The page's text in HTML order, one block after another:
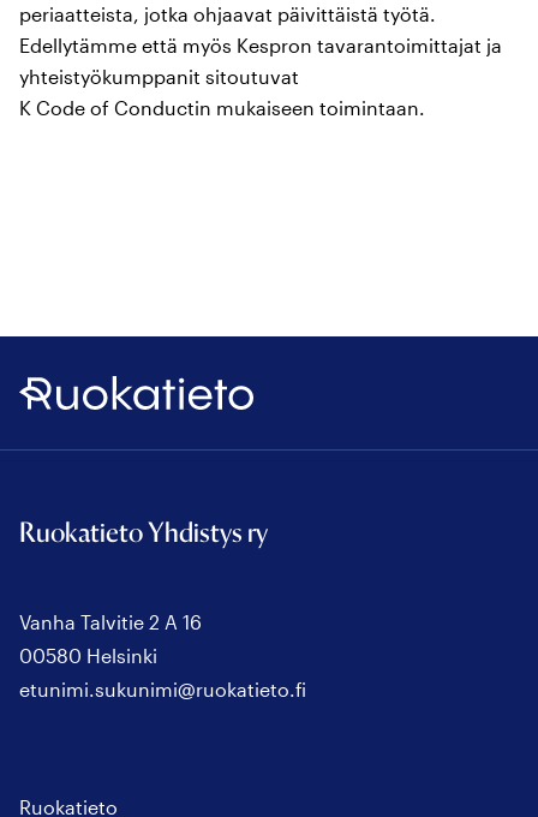
periaatteista, jotka ohjaavat päivittäistä työtä.
Edellytämme että myös Kespron tavarantoimittajat ja
yhteistyökumppanit sitoutuvat
K Code of Conductin mukaiseen toimintaan.
Ruokatieto
Ruokatieto Yhdistys ry
Vanha Talvitie 2 A 16
00580 Helsinki
etunimi.sukunimi@ruokatieto.fi
Ruokatieto